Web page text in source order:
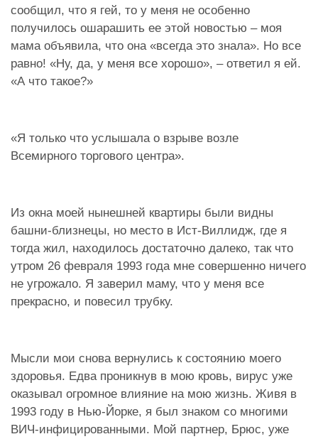
сообщил, что я гей, то у меня не особенно
получилось ошарашить ее этой новостью – моя
мама объявила, что она «всегда это знала». Но все
равно! «Ну, да, у меня все хорошо», – ответил я ей.
«А что такое?»
«Я только что услышала о взрыве возле
Всемирного торгового центра».
Из окна моей нынешней квартиры были видны
башни-близнецы, но место в Ист-Виллидж, где я
тогда жил, находилось достаточно далеко, так что
утром 26 февраля 1993 года мне совершенно ничего
не угрожало. Я заверил маму, что у меня все
прекрасно, и повесил трубку.
Мысли мои снова вернулись к состоянию моего
здоровья. Едва проникнув в мою кровь, вирус уже
оказывал огромное влияние на мою жизнь. Живя в
1993 году в Нью-Йорке, я был знаком со многими
ВИЧ-инфицированными. Мой партнер, Брюс, уже